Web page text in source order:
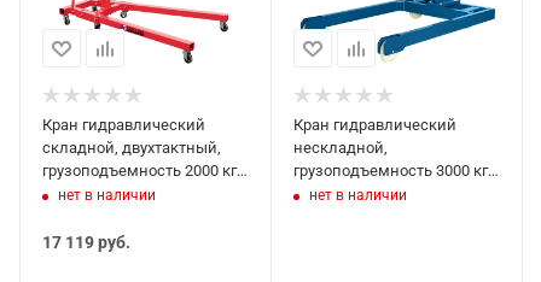
Кран гидравлический
складной, двухтактный,
грузоподъемность 2000 кг,
Red Line Premium GCR2D
нет в наличии
17 119руб.
Кран гидравлический
нескладной,
грузоподъемность 3000 кг,
MEGA NC-30
нет в наличии